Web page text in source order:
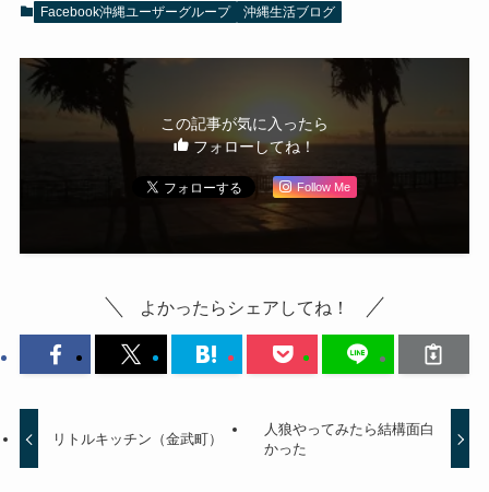
Facebook沖縄ユーザーグループ 沖縄生活ブログ
この記事が気に入ったら
フォローしてね！
Follow Me
よかったらシェアしてね！
リトルキッチン（金武町）
人狼やってみたら結構面白
かった